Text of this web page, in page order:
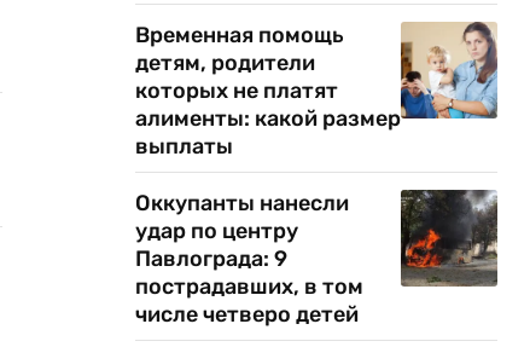
Временная помощь
детям, родители
которых не платят
алименты: какой размер
выплаты
Оккупанты нанесли
удар по центру
Павлограда: 9
пострадавших, в том
числе четверо детей